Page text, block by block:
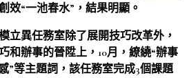
效“一池春水”，結果明顯。
立異任務室除了展開技巧改革外，
和辦事的晉陞上，10月，繚繞“辦事
”等主題詞，該任務室完成3個課題